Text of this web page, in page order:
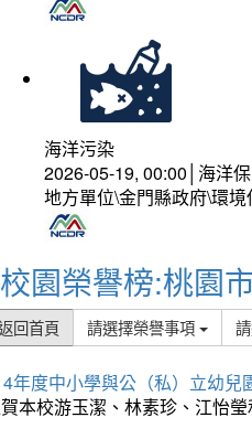
海洋污染
2026-05-19, 00:00│海洋
地方單位\金門縣政府\環
校園榮譽榜:桃園
回首頁 請選擇榮譽事項
年度中小學與公（私）立幼兒
本校游玉潔、林素珍、江怡